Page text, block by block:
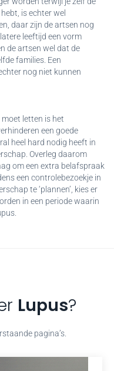
is echter wel
daar zijn de artsen nog
leeftijd een vorm
de artsen wel dat de
families. Een
nog niet kunnen
letten is het
een goede
heel hard nodig heeft in
Overleg daarom
om een extra belafspraak
een controlebezoekje in
te ‘plannen’, kies er
in een periode waarin
Lupus?
pagina’s.